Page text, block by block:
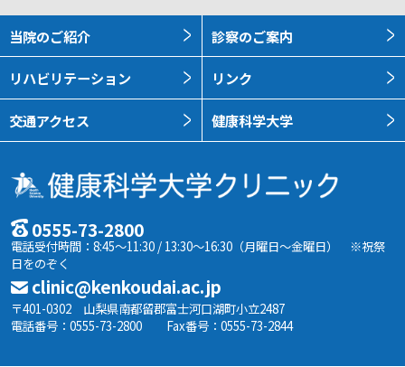
当院のご紹介 診察のご案内
リハビリテーション リンク
交通アクセス 健康科学大学
0555-73-2800
電話受付時間：8:45～11:30 / 13:30～16:30（月曜日～金曜日） ※祝祭
日をのぞく
clinic@kenkoudai.ac.jp
〒401-0302 山梨県南都留郡富士河口湖町小立2487
電話番号：0555-73-2800
Fax番号：0555-73-2844